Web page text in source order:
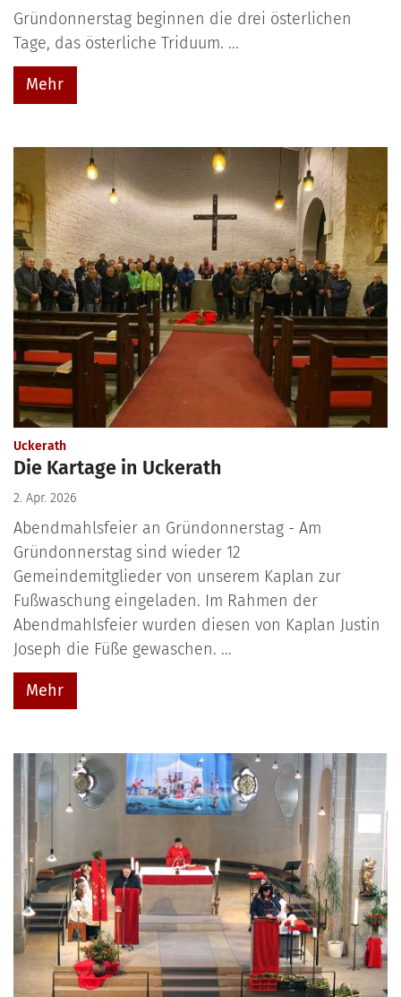
Gründonnerstag beginnen die drei österlichen
Tage, das österliche Triduum. ...
Mehr
Uckerath:
Die Kartage in Uckerath
2. Apr. 2026
Abendmahlsfeier an Gründonnerstag - Am
Gründonnerstag sind wieder 12
Gemeindemitglieder von unserem Kaplan zur
Fußwaschung eingeladen. Im Rahmen der
Abendmahlsfeier wurden diesen von Kaplan Justin
Joseph die Füße gewaschen. ...
Mehr